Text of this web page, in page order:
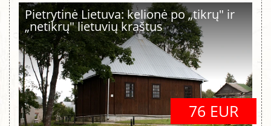
Pietrytinė Lietuva: kelionė po „tikrų" ir
„netikrų" lietuvių kraštus
76 EUR